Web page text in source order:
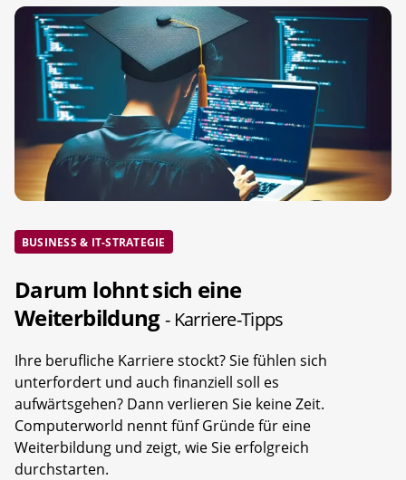
BUSINESS & IT-STRATEGIE
Darum lohnt sich eine
Weiterbildung- Karriere-Tipps
Ihre berufliche Karriere stockt? Sie fühlen sich
unterfordert und auch finanziell soll es
aufwärtsgehen? Dann verlieren Sie keine Zeit.
Computerworld nennt fünf Gründe für eine
Weiterbildung und zeigt, wie Sie erfolgreich
durchstarten.